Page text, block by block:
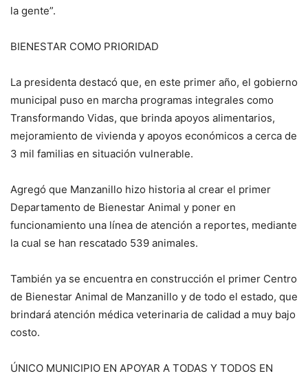
la gente”.
BIENESTAR COMO PRIORIDAD
La presidenta destacó que, en este primer año, el gobierno
municipal puso en marcha programas integrales como
Transformando Vidas, que brinda apoyos alimentarios,
mejoramiento de vivienda y apoyos económicos a cerca de
3 mil familias en situación vulnerable.
Agregó que Manzanillo hizo historia al crear el primer
Departamento de Bienestar Animal y poner en
funcionamiento una línea de atención a reportes, mediante
la cual se han rescatado 539 animales.
También ya se encuentra en construcción el primer Centro
de Bienestar Animal de Manzanillo y de todo el estado, que
brindará atención médica veterinaria de calidad a muy bajo
costo.
ÚNICO MUNICIPIO EN APOYAR A TODAS Y TODOS EN